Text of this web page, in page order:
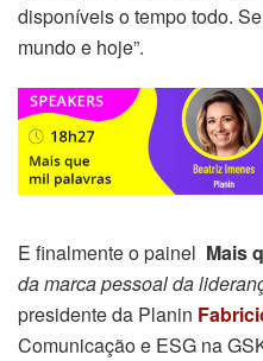
disponíveis o tempo todo.
mundo e hoje”.
E finalmente o painel Mais
da marca pessoal da
presidente da Planin
Comunicação e ESG na